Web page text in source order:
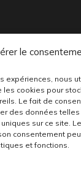
le
expériences, nous
cookies pour
Le fait de
des données
sur ce site.
consentement
et fonctions.
dont des